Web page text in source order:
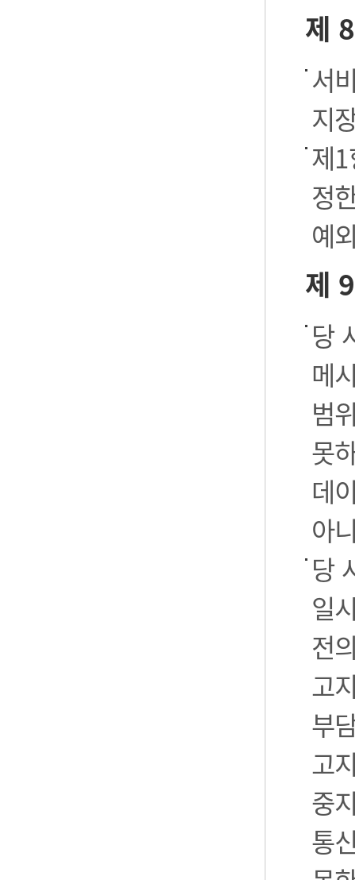
제
서
지
제
정
예
제
당
메
범
못
데
아
당
일
전
고
부
고
중
통